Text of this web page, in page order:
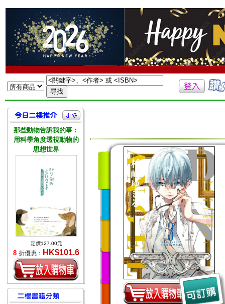
那些動物告訴我的事：
用科學角度透視動物的
思想世界
定價127.00元
8 折優惠： HK$101.6